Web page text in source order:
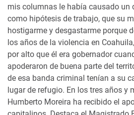
mis columnas le había causado un
como hipótesis de trabajo, que su
hostigarme y desgastarme porque
los años de la violencia en
por alto que él era gobernador
apoderaron de buena parte del
de esa banda criminal tenían a su
lugar de refugio. En los tres años y
Humberto Moreira ha recibido el